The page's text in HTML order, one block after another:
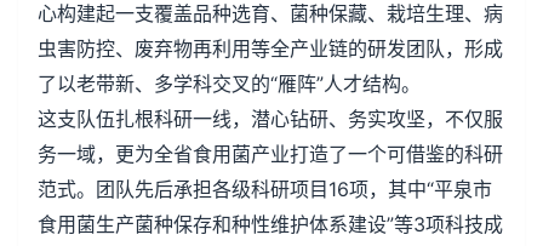
心构建起一支覆盖品种选育、菌种保藏、栽培生理、病
虫害防控、废弃物再利用等全产业链的研发团队，形成
了以老带新、多学科交叉的“雁阵”人才结构。
这支队伍扎根科研一线，潜心钻研、务实攻坚，不仅服
务一域，更为全省食用菌产业打造了一个可借鉴的科研
范式。团队先后承担各级科研项目16项，其中“平泉市
食用菌生产菌种保存和种性维护体系建设”等3项科技成